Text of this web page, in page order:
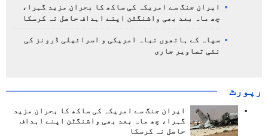
ایران جنگ سے امریکہ کی ساکھ کا بحران مزید گہرا،
چھ ماہ بعد بھی واشنگٹن اپنے اہداف حاصل نہ کرسکا
سپاہ کے ہاتھوں تباہ امریکی و اسرائیلی ڈرونز کی
نئی تصاویر جاری
رپورٹ
ایران جنگ سے امریکہ کی ساکھ کا بحران مزید
گہرا، چھ ماہ بعد بھی واشنگٹن اپنے اہداف
حاصل نہ کرسکا